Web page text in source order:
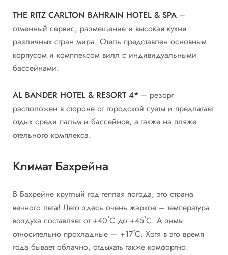
THE RITZ CARLTON BAHRAIN HOTEL & SPA –
отменный сервис, размещение и высокая кухня
различных стран мира. Отель представлен основным
корпусом и комплексом вилл с индивидуальными
бассейнами.
AL BANDER HOTEL & RESORT 4* – резорт
расположен в стороне от городской суеты и предлагает
отдых среди пальм и бассейнов, а также на пляже
отельного комплекса.
Климат Бахрейна
В Бахрейне круглый год теплая погода, это страна
вечного лета! Лето здесь очень жаркое – температура
воздуха составляет от +40˚С до +45˚С. А зимы
относительно прохладные — +17˚С. Хотя в это время
года бывает облачно, отдыхать также комфортно.